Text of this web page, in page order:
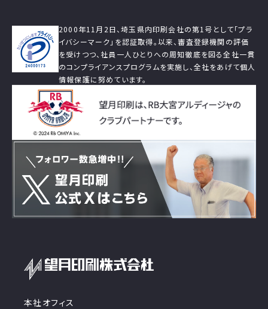
2000年11月2日、埼玉県内印刷会社の第1号として「プラ
イバシーマーク」を認証取得。以来、審査登録機関の評価
を受けつつ、社員一人ひとりへの周知徹底を図る全社一貫
のコンプライアンスプログラムを実施し、全社をあげて個人
情報保護に努めています。
本社オフィス